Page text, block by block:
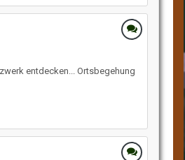
entdecken... Ortsbegehung